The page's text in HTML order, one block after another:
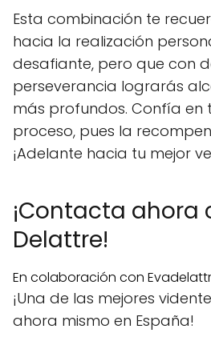
Esta combinación te
hacia la realización
desafiante, pero que con
perseverancia lograrás
más profundos. Confía en
proceso, pues la
¡Adelante hacia tu mejor
¡Contacta ahora
Delattre!
En colaboración con
¡Una de las mejores
ahora mismo en España!